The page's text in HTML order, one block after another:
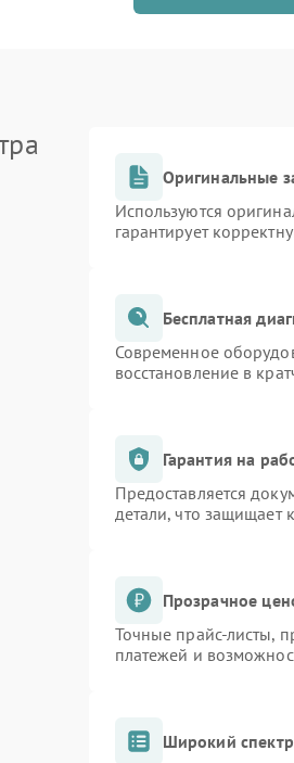
Оригинальные
Используются
гарантирует
Бесплатная
Современное
восстановление в
Гарантия на
Предоставляется
детали, что защищает
Прозрачное
Точные прайс-листы,
платежей и
Широкий спектр